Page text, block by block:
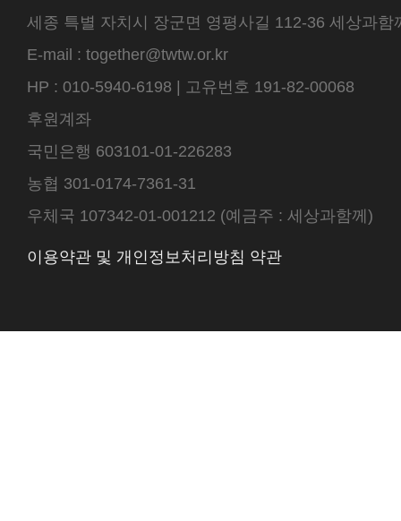
세종 특별 자치시 장군면 영평사길 112-36 세상과
E-mail : together@twtw.or.kr
HP : 010-5940-6198 | 고유번호 191-82-00068
후원계좌
국민은행 603101-01-226283
농협 301-0174-7361-31
우체국 107342-01-001212 (예금주 : 세상과함께)
이용약관 및 개인정보처리방침 약관